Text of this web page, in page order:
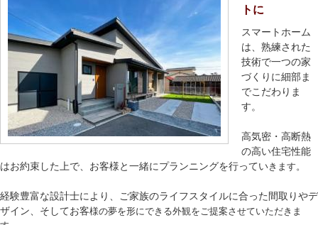
トに
スマートホーム
は、熟練された
技術で一つの家
づくりに細部ま
でこだわりま
す。
高気密・高断熱
の高い住宅性能
はお約束した上で、お客様と一緒にプランニングを行っていきます。
経験豊富な設計士により、ご家族のライフスタイルに合った間取りやデ
ザイン、そしてお客様の夢を形にできる外観をご提案させていただきま